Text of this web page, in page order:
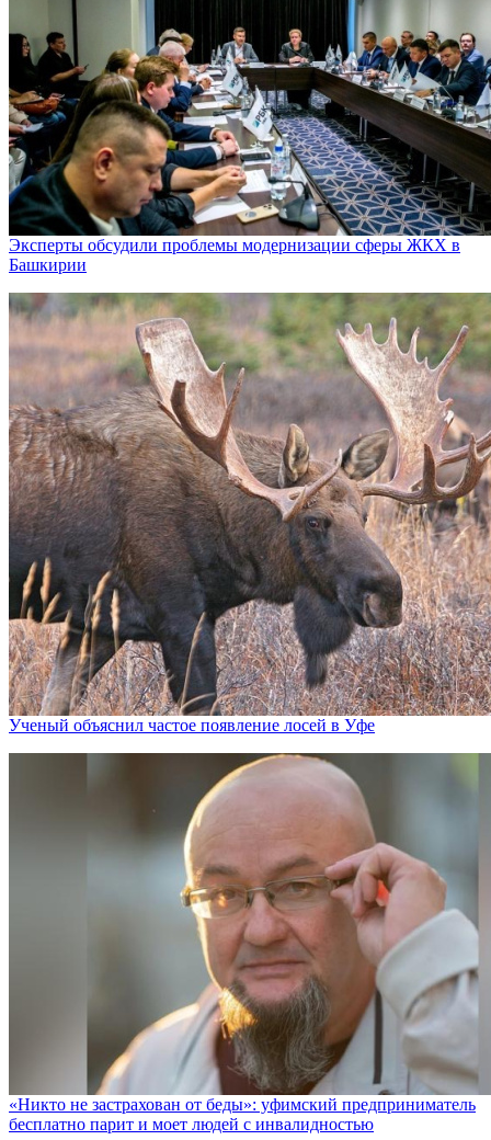
Эксперты обсудили проблемы модернизации сферы ЖКХ в
Башкирии
Ученый объяснил частое появление лосей в Уфе
«Никто не заcтрахован от беды»: уфимский предприниматель
бесплатно парит и моет людей с инвалидностью